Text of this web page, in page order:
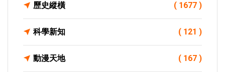
歷史縱橫 ( 1677 )
科學新知 ( 121 )
動漫天地 ( 167 )